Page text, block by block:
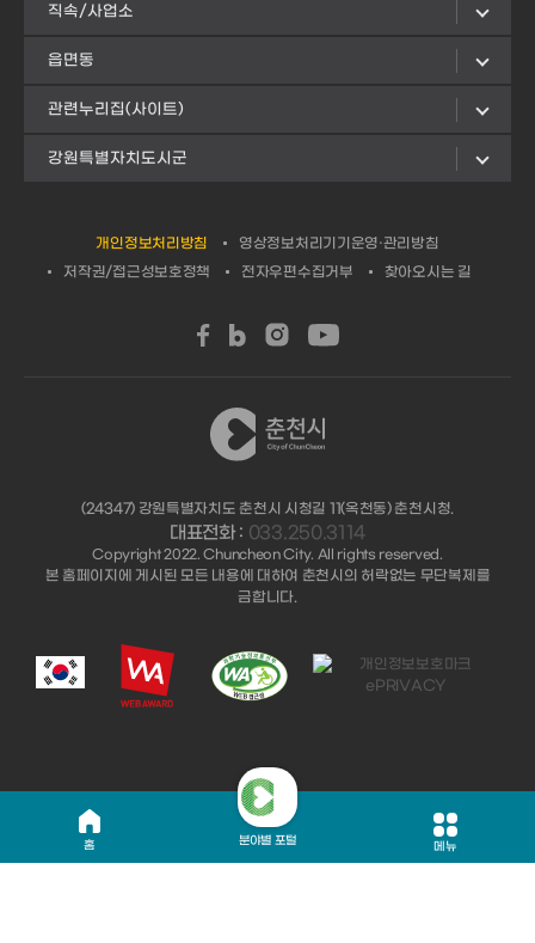
홈 분야별 포털 메뉴
직속/사업소
읍면동
관련누리집(사이트)
강원특별자치도시군
개인정보처리방침
영상정보처리기기운영·관리방침
저작권/접근성보호정책
전자우편수집거부 찾아오시는 길
(24347) 강원특별자치도 춘천시 시청길 11(옥천동) 춘천시청.
대표전화 : 033.250.3114
Copyright 2022. Chuncheon City. All rights reserved.
본 홈페이지에 게시된 모든 내용에 대하여 춘천시의 허락없는 무단복제를
금합니다.